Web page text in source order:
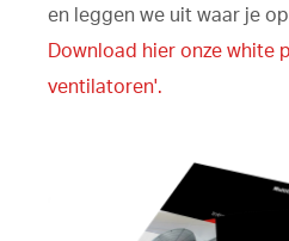
en leggen we uit waar je
Download hier onze white
ventilatoren'.